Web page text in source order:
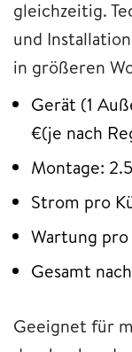
gleichzeitig.
und
in größeren
Gerät (1
€(je nach
Montage:
Strom pro
Wartung
Gesamt
Geeignet für